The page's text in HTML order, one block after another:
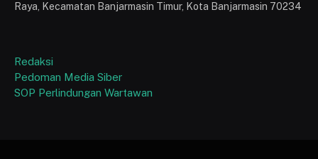
Raya, Kecamatan Banjarmasin Timur, Kota Banjarmasin 70234
Redaksi
Pedoman Media Siber
SOP Perlindungan Wartawan